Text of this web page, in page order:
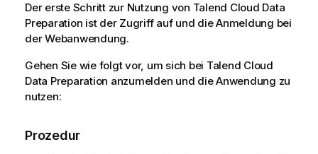
Der erste Schritt zur Nutzung von Talend Cloud Data
Preparation ist der Zugriff auf und die Anmeldung bei
der Webanwendung.
Gehen Sie wie folgt vor, um sich bei Talend Cloud
Data Preparation anzumelden und die Anwendung zu
nutzen:
Prozedur